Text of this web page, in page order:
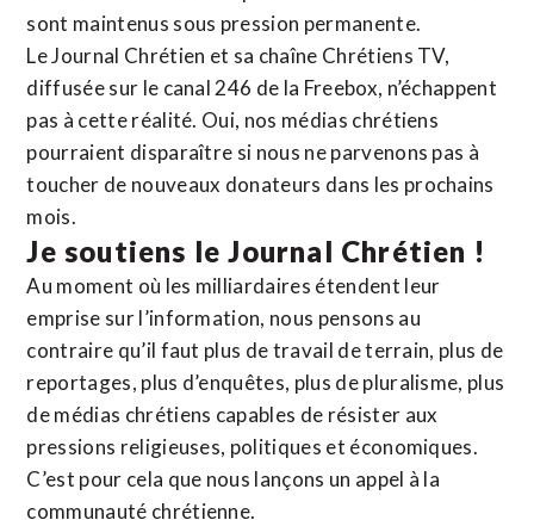
sont maintenus sous pression permanente.
Le Journal Chrétien et sa chaîne Chrétiens TV,
diffusée sur le canal 246 de la Freebox, n’échappent
pas à cette réalité. Oui, nos médias chrétiens
pourraient disparaître si nous ne parvenons pas à
toucher de nouveaux donateurs dans les prochains
mois.
Je soutiens le Journal Chrétien !
Au moment où les milliardaires étendent leur
emprise sur l’information, nous pensons au
contraire qu’il faut plus de travail de terrain, plus de
reportages, plus d’enquêtes, plus de pluralisme, plus
de médias chrétiens capables de résister aux
pressions religieuses, politiques et économiques.
C’est pour cela que nous lançons un appel à la
communauté chrétienne.